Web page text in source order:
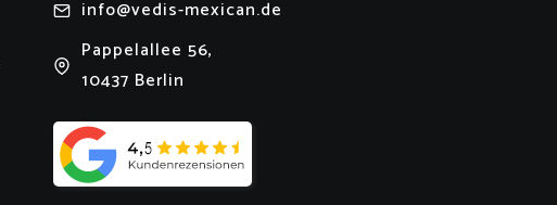
info@vedis-mexican.de
Pappelallee 56,
10437 Berlin